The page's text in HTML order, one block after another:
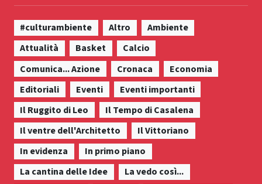
#culturambiente Altro
Ambiente
Attualità
Basket
Calcio
Comunica... Azione
Cronaca
Economia
Editoriali
Eventi
Eventi importanti
Il Ruggito di Leo
Il Tempo di Casalena
Il ventre dell'Architetto
Il Vittoriano
In evidenza
In primo piano
La cantina delle Idee
La vedo così...